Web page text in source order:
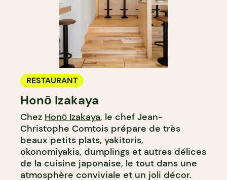
RESTAURANT
Honō Izakaya
Chez Honō Izakaya, le chef Jean-
Christophe Comtois prépare de très
beaux petits plats, yakitoris,
okonomiyakis, dumplings et autres délices
de la cuisine japonaise, le tout dans une
atmosphère conviviale et un joli décor.